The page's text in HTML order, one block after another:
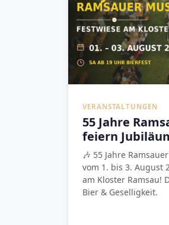
VERANSTALTUNGEN
55 Jahre
feiern
🎶 55 Jahre
vom 1. bis 3. August
am Kloster Ramsau!
Bier & Geselligkeit.